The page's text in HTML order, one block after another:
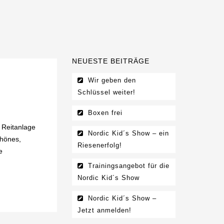
NEUESTE BEITRÄGE
Wir geben den
Schlüssel weiter!
Boxen frei
Nordic Kid´s Show – ein
Riesenerfolg!
Trainingsangebot für die
Nordic Kid´s Show
Nordic Kid´s Show –
Jetzt anmelden!